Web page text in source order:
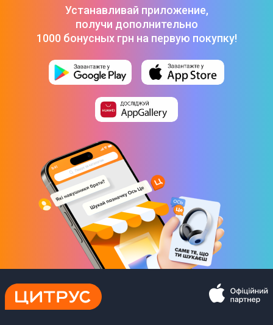
Сменный ремешок
Материал корпуса
Защита от влаги и пыли
Цвет корпуса
Цвет ремешка
Физические характеристики
61 г
Устанавливай приложение,
получи дополнительно
1000 бонусных грн на первую покупку!